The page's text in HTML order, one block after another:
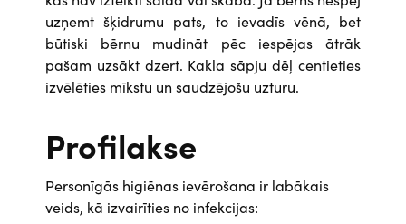
uzņemt šķidrumu pats, to ievadīs vēnā, bet
būtiski bērnu mudināt pēc iespējas ātrāk
pašam uzsākt dzert. Kakla sāpju dēļ centieties
izvēlēties mīkstu un saudzējošu uzturu.
Profilakse
Personīgās higiēnas ievērošana ir labākais
veids, kā izvairīties no infekcijas: